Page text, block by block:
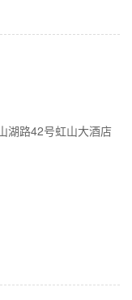
湖路42号虹山大酒店